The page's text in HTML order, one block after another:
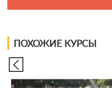
ПОХОЖИЕ КУРСЫ